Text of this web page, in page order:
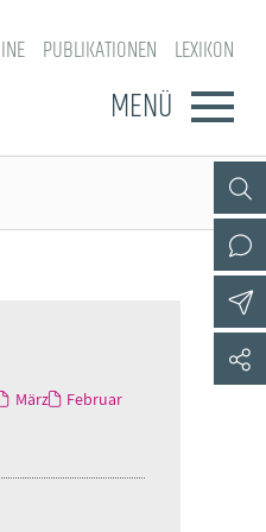
PUBLIKATIONEN LEXIKON
MENÜ
März
Februar